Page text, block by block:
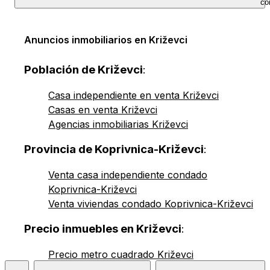
Anuncios inmobiliarios en Križevci
Población de Križevci:
Casa independiente en venta Križevci
Casas en venta Križevci
Agencias inmobiliarias Križevci
Provincia de Koprivnica-Križevci:
Venta casa independiente condado
Koprivnica-Križevci
Venta viviendas condado Koprivnica-Križevci
Precio inmuebles en Križevci:
Precio metro cuadrado Križevci